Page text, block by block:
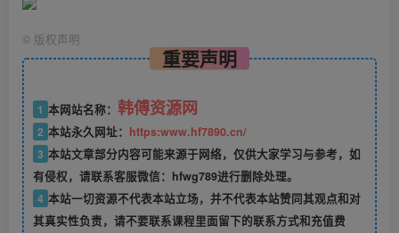
© 版权声明
重要声明
1 本网站名称： 韩傅资源网
2 本站永久网址： https:www.hf7890.cn/
3 本站文章部分内容可能来源于网络，仅供大家学习与参考，如
有侵权，请联系客服微信：hfwg789进行删除处理。
4 本站一切资源不代表本站立场，并不代表本站赞同其观点和对
其真实性负责，请不要联系课程里面留下的联系方式和充值费